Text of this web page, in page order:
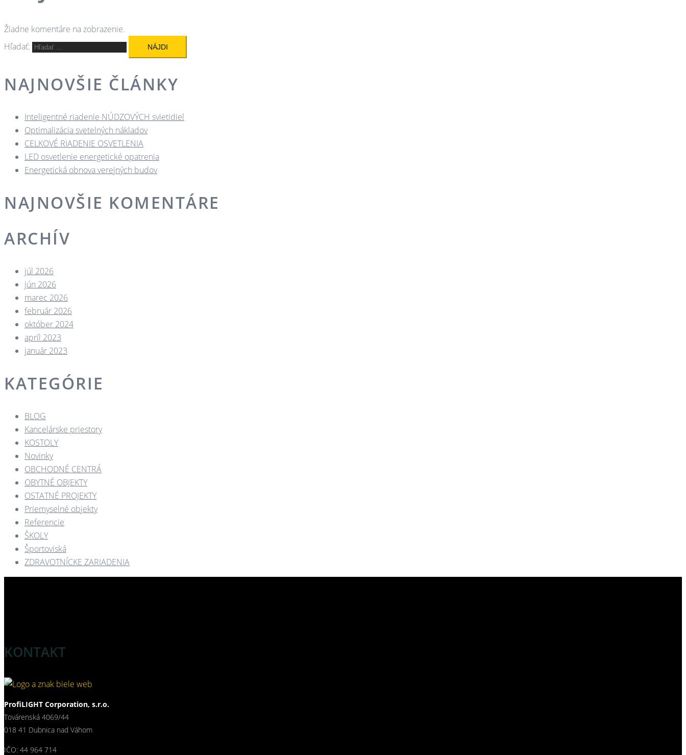
Žiadne komentáre na zobrazenie.
Hľadať:
NAJNOVŠIE ČLÁNKY
Inteligentné riadenie NÚDZOVÝCH svietidiel
Optimalizácia svetelných nákladov
CELKOVÉ RIADENIE OSVETLENIA
LED osvetlenie energetické opatrenia
Energetická obnova verejných budov
NAJNOVŠIE KOMENTÁRE
ARCHÍV
júl 2026
jún 2026
marec 2026
február 2026
október 2024
apríl 2023
január 2023
KATEGÓRIE
BLOG
Kancelárske priestory
KOSTOLY​
Novinky
OBCHODNÉ CENTRÁ​
OBYTNÉ OBJEKTY​
OSTATNÉ PROJEKTY​
Priemyselné objekty
Referencie
ŠKOLY
Športoviská
ZDRAVOTNÍCKE ZARIADENIA​
KONTAKT
ProfiLIGHT Corporation, s.r.o.
Továrenská 4069/44
018 41 Dubnica nad Váhom
IČO: 44 964 714